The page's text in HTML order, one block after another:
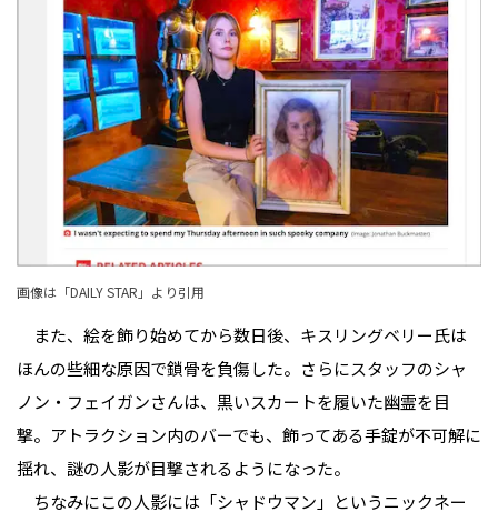
画像は「DAILY STAR 」より引用
また、絵を飾り始めてから数日後、キスリングベリー氏は
ほんの些細な原因で鎖骨を負傷した。さらにスタッフのシャ
ノン・フェイガンさんは、黒いスカートを履いた幽霊を目
撃。アトラクション内のバーでも、飾ってある手錠が不可解に
揺れ、謎の人影が目撃されるようになった。
ちなみにこの人影には「シャドウマン」というニックネー